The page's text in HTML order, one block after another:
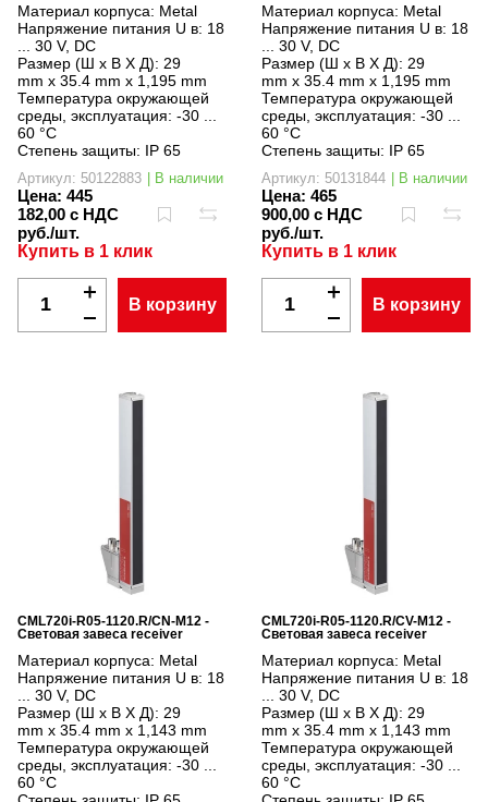
Материал корпуса: Metal
Напряжение питания U в: 18
... 30 V, DC
Размер (Ш x В X Д): 29
mm x 35.4 mm x 1,195 mm
Температура окружающей
среды, эксплуатация: -30 ...
60 °C
Степень защиты: IP 65
Артикул: 50122883 | В наличии
Цена: 445
182,00 с НДС
руб./шт.
Купить в 1 клик
В корзину
Материал корпуса: Metal
Напряжение питания U в: 18
... 30 V, DC
Размер (Ш x В X Д): 29
mm x 35.4 mm x 1,195 mm
Температура окружающей
среды, эксплуатация: -30 ...
60 °C
Степень защиты: IP 65
Артикул: 50131844 | В наличии
Цена: 465
900,00 с НДС
руб./шт.
Купить в 1 клик
В корзину
CML720i-R05-1120.R/CN-M12 -
Световая завеса receiver
Материал корпуса: Metal
Напряжение питания U в: 18
... 30 V, DC
Размер (Ш x В X Д): 29
mm x 35.4 mm x 1,143 mm
Температура окружающей
среды, эксплуатация: -30 ...
60 °C
CML720i-R05-1120.R/CV-M12 -
Световая завеса receiver
Материал корпуса: Metal
Напряжение питания U в: 18
... 30 V, DC
Размер (Ш x В X Д): 29
mm x 35.4 mm x 1,143 mm
Температура окружающей
среды, эксплуатация: -30 ...
60 °C